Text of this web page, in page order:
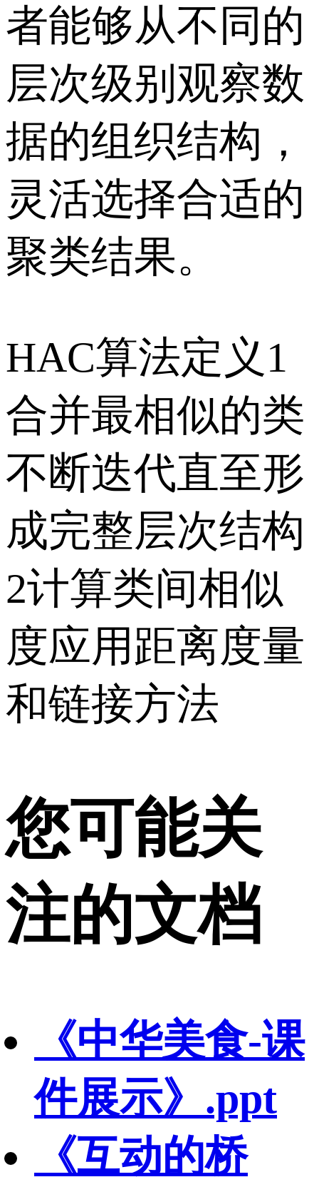
者能够从不同的
层次级别观察数
据的组织结构，
灵活选择合适的
聚类结果。
HAC算法定义1
合并最相似的类
不断迭代直至形
成完整层次结构
2计算类间相似
度应用距离度量
和链接方法
您可能关
注的文档
《中华美食-课
件展示》.ppt
《互动的桥